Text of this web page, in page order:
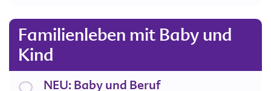
Familienleben mit Baby und
Kind
NEU: Baby und Beruf